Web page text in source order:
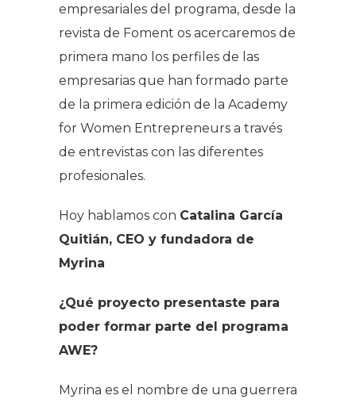
empresariales del programa, desde la
revista de Foment os acercaremos de
primera mano los perfiles de las
empresarias que han formado parte
de la primera edición de la Academy
for Women Entrepreneurs a través
de entrevistas con las diferentes
profesionales.
Hoy hablamos con Catalina García
Quitián, CEO y fundadora de
Myrina
¿Qué proyecto presentaste para
poder formar parte del programa
AWE?
Myrina es el nombre de una guerrera